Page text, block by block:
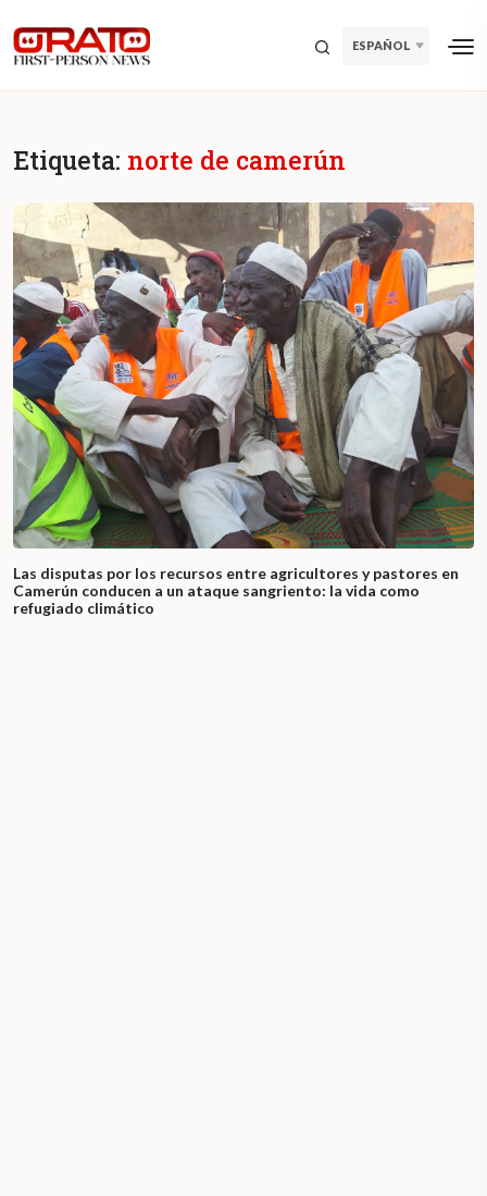
ESPAÑOL
Etiqueta: norte de camerún
Las disputas por los recursos entre agricultores y pastores en
Camerún conducen a un ataque sangriento: la vida como
refugiado climático